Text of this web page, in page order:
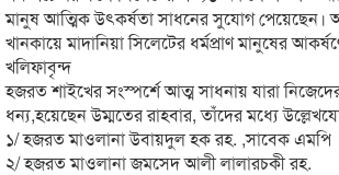
মানুষ আত্মিক উৎকর্ষতা সাধনের সুযোগ পেয়েছেন।
খানকায়ে মাদানিয়া সিলেটের ধর্মপ্রাণ মানুষের
খলিফাবৃন্দ
হজরত শাইখের সংস্পর্শে আত্ম সাধনায় যারা
ধন্য,হয়েছেন উম্মতের রাহবার, তাঁদের মধ্যে
১/ হজরত মাওলানা উবায়দুল হক রহ. ,সাবেক এমপি
২/ হজরত মাওলানা জমসেদ আলী লালারচকী রহ.